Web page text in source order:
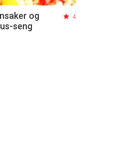
og
seng
4